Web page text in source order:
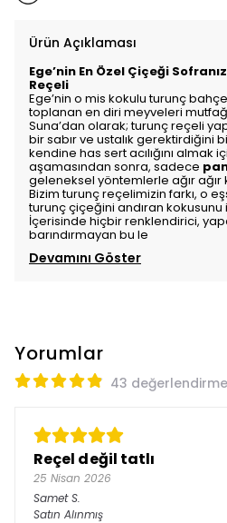
Ürün Açıklaması
Ege’nin En Özel Çiçeği
Reçeli
Ege’nin o mis kokulu turunç
toplanan en diri meyveleri
Suna’dan olarak; turunç reçeli
bir sabır ve ustalık gerektirdiğini
kendine has sert acılığını
aşamasından sonra, sadece
geleneksel yöntemlerle ağır ağır
Bizim turunç reçelimizin farkı, o
turunç çiçeğini andıran kokusunu
İçerisinde hiçbir renklendirici,
barındırmayan bu le
Devamını Göster
Yorumlar
43
Reçel değil tatlı
25 Nisan 2026
Samet S.
Satın Alınmış